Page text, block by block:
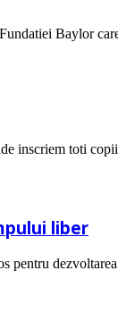
Baylor
inscriem toti
liber
pentru